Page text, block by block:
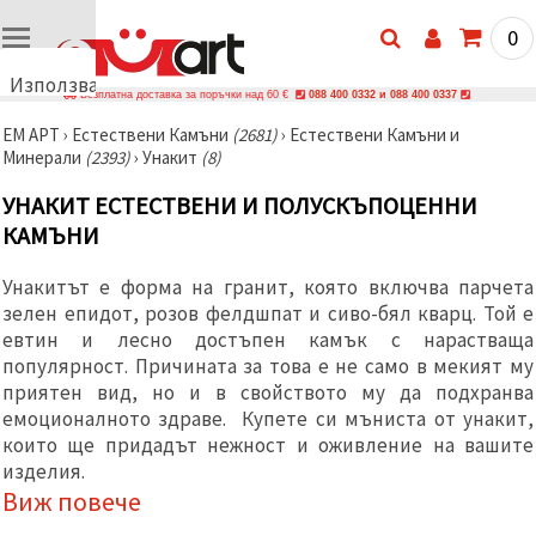
Използваме
🍪
Използваме
и подобни
технологии,
за да
правилната
работа на
сайта, да
подобрим
изживяване
и, с твое
съгласие,
да
анализираме
трафика и
да
показваме
0
Безплатна доставка за поръчки над 60 € 088 400 0332 и 088 400 0337
ЕМ АРТ › Естествени Камъни (2681)› Естествени Камъни и
Минерали (2393)› Унакит (8)
УНАКИТ ЕСТЕСТВЕНИ И ПОЛУСКЪПОЦЕННИ
КАМЪНИ
Унакитът е форма на гранит, която включва парчета
зелен епидот, розов фелдшпат и сиво-бял кварц. Той е
евтин и лесно достъпен камък с нарастваща
популярност. Причината за това е не само в мекият му
приятен вид, но и в свойството му да подхранва
емоционалното здраве. Купете си мъниста от унакит,
които ще придадът нежност и оживление на вашите
изделия.
Виж повече